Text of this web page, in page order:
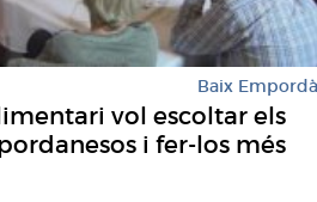
Baix Empordà
vol escoltar els
i fer-los més